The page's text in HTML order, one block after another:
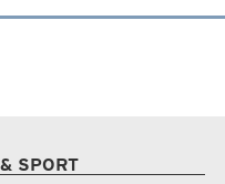
SPORT